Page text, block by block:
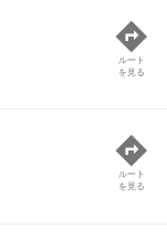
ルート
を見る
ルート
を見る